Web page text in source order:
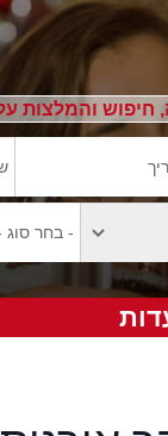
והמלצות